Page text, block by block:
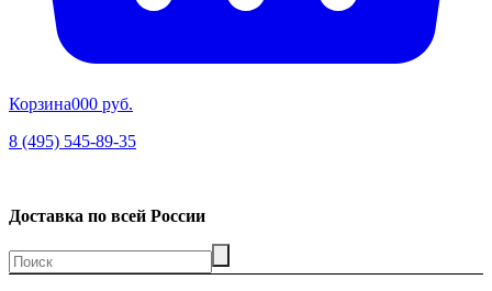
Корзина000 руб.
8 (495) 545-89-35
Доставка по всей России